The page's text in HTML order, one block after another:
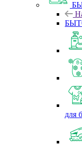
для